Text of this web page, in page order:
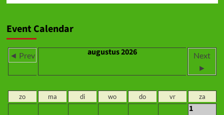
Event Calendar
◄ Prev augustus 2026
Next
►
zo ma di wo do vr za
1